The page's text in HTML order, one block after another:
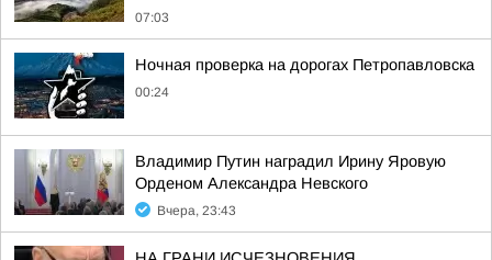
07:03
Ночная проверка на дорогах Петропавловска
00:24
Владимир Путин наградил Ирину Яровую
Орденом Александра Невского
Вчера, 23:43